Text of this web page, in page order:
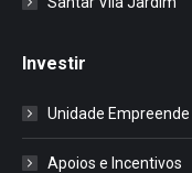
Investir
Unidade Empreende
Apoios e Incentivos